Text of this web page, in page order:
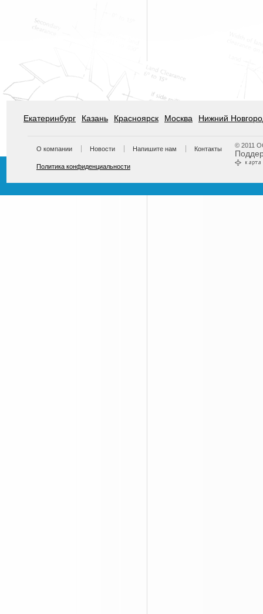
Екатеринбург Казань Красноярск Москва Нижний
О компании Новости Напишите нам Контакты
Политика конфиденциальности
© 2011